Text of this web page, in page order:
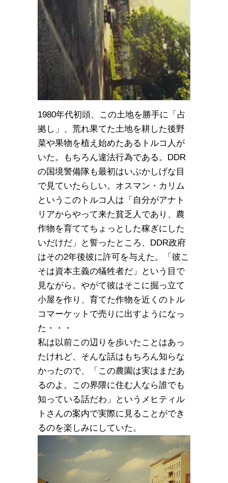
1980年代初頭、この土地を勝手に「占
拠し」、荒れ果てた土地を耕した後野
菜や果物を植え始めたあるトルコ人が
いた。もちろん違法行為である。DDR
の国境警備隊も最初はいぶかしげな目
で見ていたらしい。オスマン・カリム
というこのトルコ人は「自分がアナト
リアからやって来た貧乏人であり、農
作物を育ててちょっとした稼ぎにした
いだけだ」と誓ったところ、DDR政府
はその2年後彼に許可を与えた。「彼こ
そは資本主義の犠牲者だ」という目で
見ながら。やがて彼はそこに掘っ立て
小屋を作り、育てた作物を近くのトル
コマーケットで売りに出すようになっ
た・・・
私は以前この辺りを歩いたことはあっ
たけれど、そんな話はもちろん知らな
かったので、「この農園は実はまだあ
るのよ。この界隈に住む人なら誰でも
知っている話だわ」というメヒティル
トさんの案内で実際に見ることができ
るのを楽しみにしていた。